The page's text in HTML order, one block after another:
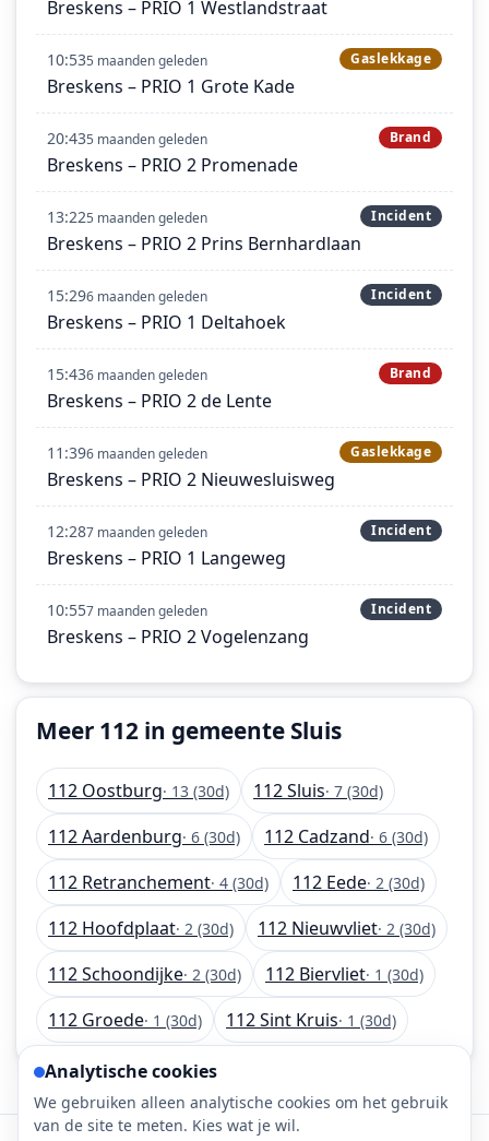
Breskens – PRIO 1 Westlandstraat
10:535 maanden geleden Gaslekkage
Breskens – PRIO 1 Grote Kade
20:435 maanden geleden Brand
Breskens – PRIO 2 Promenade
13:225 maanden geleden Incident
Breskens – PRIO 2 Prins Bernhardlaan
15:296 maanden geleden Incident
Breskens – PRIO 1 Deltahoek
15:436 maanden geleden Brand
Breskens – PRIO 2 de Lente
11:396 maanden geleden Gaslekkage
Breskens – PRIO 2 Nieuwesluisweg
12:287 maanden geleden Incident
Breskens – PRIO 1 Langeweg
10:557 maanden geleden Incident
Breskens – PRIO 2 Vogelenzang
Meer 112 in gemeente Sluis
112 Oostburg· 13 (30d) 112 Sluis· 7 (30d)
112 Aardenburg· 6 (30d) 112 Cadzand· 6 (30d)
112 Retranchement· 4 (30d) 112 Eede· 2 (30d)
112 Hoofdplaat· 2 (30d) 112 Nieuwvliet· 2 (30d)
112 Schoondijke· 2 (30d) 112 Biervliet· 1 (30d)
112 Groede· 1 (30d) 112 Sint Kruis· 1 (30d)
Analytische cookies
We gebruiken alleen analytische cookies om het gebruik
van de site te meten. Kies wat je wil.